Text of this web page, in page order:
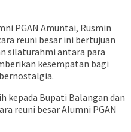
PGAN Amuntai, Rusmin
reuni besar ini bertujuan
silaturahmi antara para
kesempatan bagi
kepada Bupati Balangan dan
reuni besar Alumni PGAN